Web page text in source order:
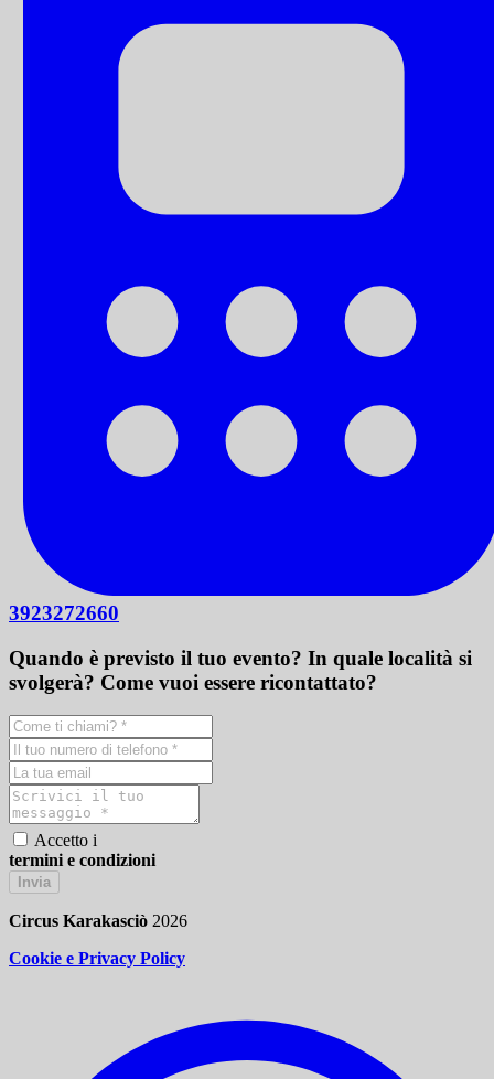
3923272660
Quando è previsto il tuo evento? In quale località si
svolgerà? Come vuoi essere ricontattato?
Accetto i
termini e condizioni
Invia
Circus Karakasciò 2026
Cookie e Privacy Policy